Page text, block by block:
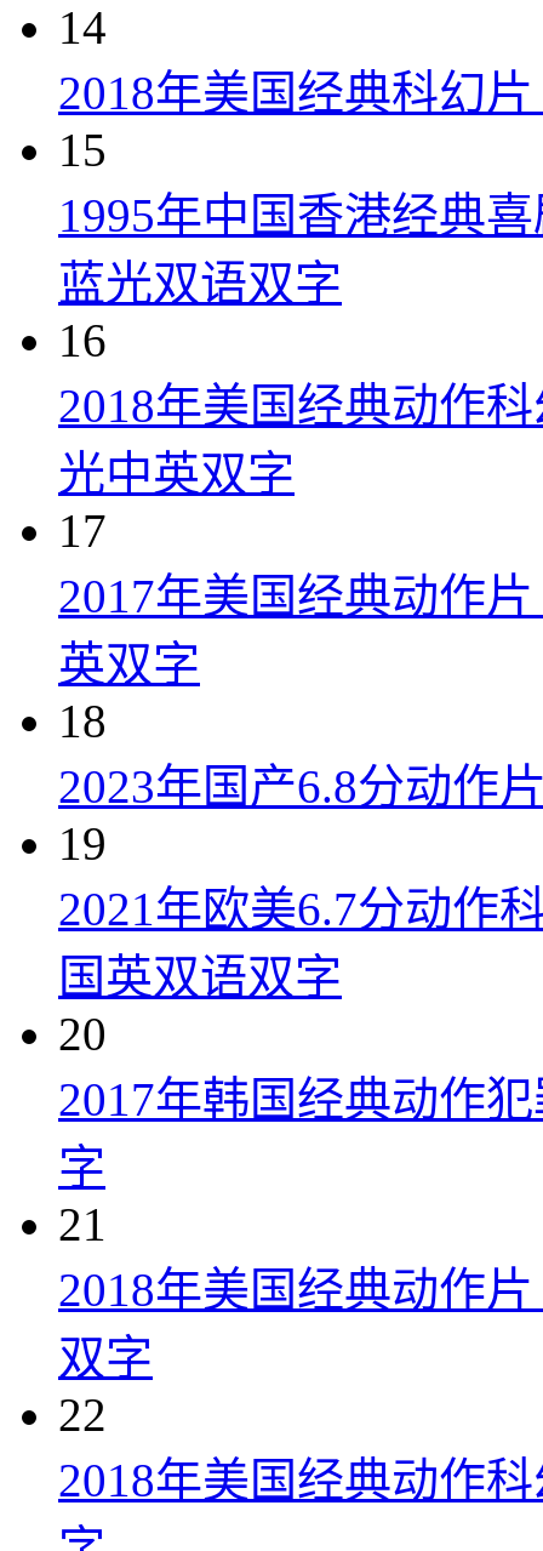
14
2018年美国经典科幻
15
1995年中国香港经典
蓝光双语双字
16
2018年美国经典动作
光中英双字
17
2017年美国经典动作
英双字
18
2023年国产6.8分动作
19
2021年欧美6.7分动作
国英双语双字
20
2017年韩国经典动作
字
21
2018年美国经典动作
双字
22
2018年美国经典动作